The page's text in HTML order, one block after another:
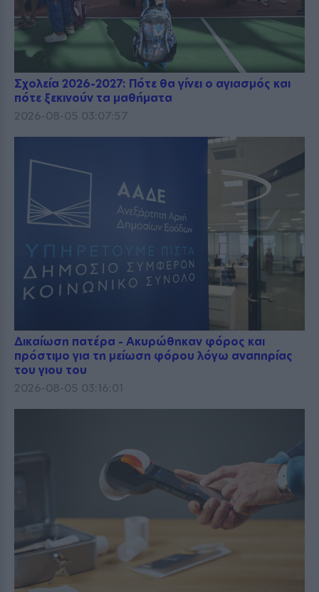
Σχολεία 2026-2027: Πότε θα γίνει ο αγιασμός και
πότε ξεκινούν τα μαθήματα
2026-08-05 03:07:57
Δικαίωση πατέρα - Ακυρώθηκαν φόρος και
πρόστιμο για τη μείωση φόρου λόγω αναπηρίας
του γιου του
2026-08-05 03:16:01